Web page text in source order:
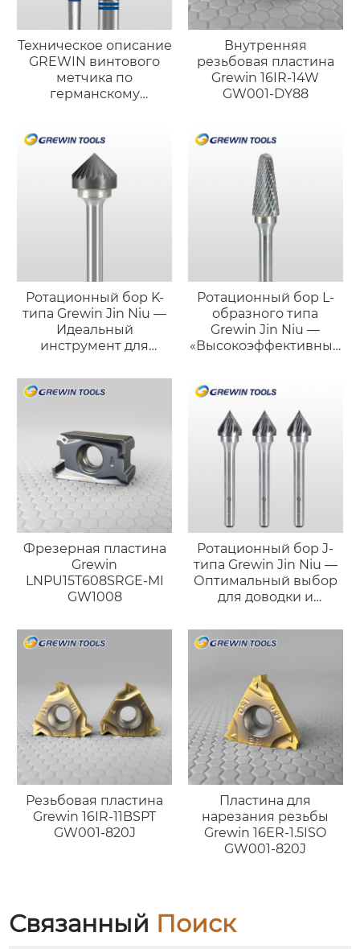
Техническое описание
GREWIN винтового
метчика по
германскому
металлургия)
Внутренняя
резьбовая пластина
Grewin 16IR-14W
GW001-DY88
Ротационный бор K-
типа Grewin Jin Niu —
Идеальный
инструмент для
доводки поверхности
Ротационный бор L-
образного типа
Grewin Jin Niu —
«Высокоэффективный
Фрезерная пластина
Grewin
LNPU15T608SRGE-MI
GW1008
Ротационный бор J-
типа Grewin Jin Niu —
Оптимальный выбор
для доводки и
Резьбовая пластина
Grewin 16IR-11BSPT
GW001-820J
Пластина для
нарезания резьбы
Grewin 16ER-1.5ISO
GW001-820J
Связанный Поиск